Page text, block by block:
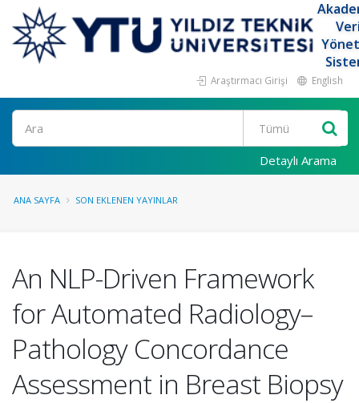
Araştırmacı Girişi English
Ara
Detaylı Arama
ANA SAYFA SON EKLENEN YAYINLAR
An NLP-Driven Framework
for Automated Radiology–
Pathology Concordance
Assessment in Breast Biopsy